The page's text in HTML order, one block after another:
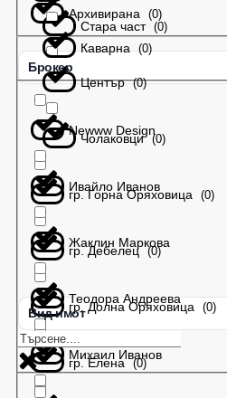
Стара част (0)
Център (0)
Чолаковци (0)
гр. Горна Оряховица (0)
гр. Дебелец (0)
гр. Долна Оряховица (0)
гр. Елена (0)
Каварна (0)
Архивирана (0)
Брокер
Newww Design
Ивайло Иванов
Жаклин Маркова
Теодора Андреева
Михаил Иванов
Вид имот